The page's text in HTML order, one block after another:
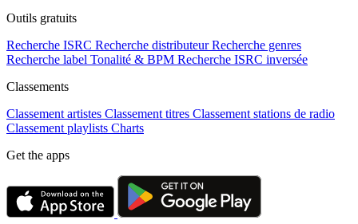
Outils gratuits
Recherche ISRC Recherche distributeur Recherche genres
Recherche label Tonalité & BPM Recherche ISRC inversée
Classements
Classement artistes Classement titres Classement stations de radio
Classement playlists Charts
Get the apps